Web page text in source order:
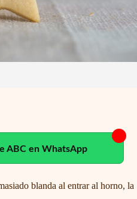
ABC en WhatsApp
blanda al entrar al horno, la